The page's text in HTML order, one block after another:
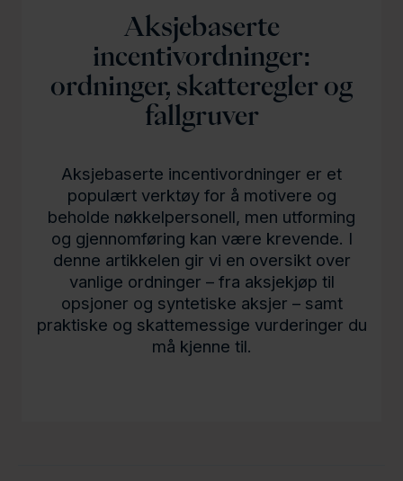
Aksjebaserte
incentivordninger:
ordninger, skatteregler og
fallgruver
Aksjebaserte incentivordninger er et
populært verktøy for å motivere og
beholde nøkkelpersonell, men utforming
og gjennomføring kan være krevende. I
denne artikkelen gir vi en oversikt over
vanlige ordninger – fra aksjekjøp til
opsjoner og syntetiske aksjer – samt
praktiske og skattemessige vurderinger du
må kjenne til.